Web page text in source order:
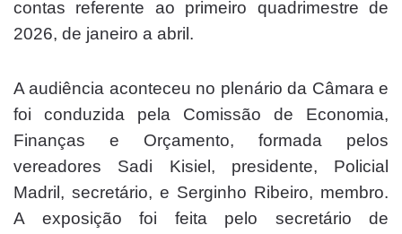
contas referente ao primeiro quadrimestre de
2026, de janeiro a abril.
A audiência aconteceu no plenário da Câmara e
foi conduzida pela Comissão de Economia,
Finanças e Orçamento, formada pelos
vereadores Sadi Kisiel, presidente, Policial
Madril, secretário, e Serginho Ribeiro, membro.
A exposição foi feita pelo secretário de